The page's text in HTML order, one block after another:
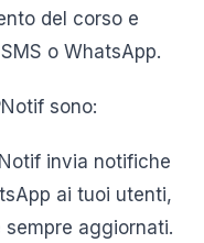
del corso e
o WhatsApp.
sono:
invia notifiche
ai tuoi utenti,
aggiornati.